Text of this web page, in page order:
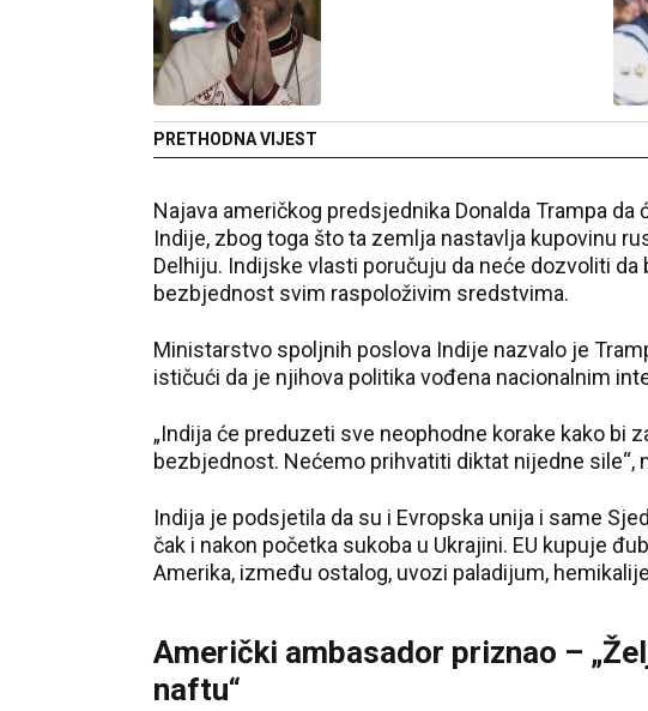
PRETHODNA VIJEST
Najava američkog predsjednika Donalda Trampa
Indije, zbog toga što ta zemlja nastavlja kupovinu
Delhiju. Indijske vlasti poručuju da neće dozvoliti
bezbjednost svim raspoloživim sredstvima.
Ministarstvo spoljnih poslova Indije nazvalo je
ističući da je njihova politika vođena nacionalnim
„Indija će preduzeti sve neophodne korake kako bi
bezbjednost. Nećemo prihvatiti diktat nijedne sile“,
Indija je podsjetila da su i Evropska unija i same
čak i nakon početka sukoba u Ukrajini. EU kupuje
Amerika, između ostalog, uvozi paladijum,
Američki ambasador priznao –
naftu“